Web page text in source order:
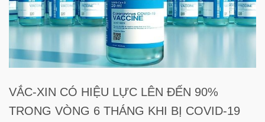
VẮC-XIN CÓ HIỆU LỰC LÊN ĐẾN 90%
TRONG VÒNG 6 THÁNG KHI BỊ COVID-19